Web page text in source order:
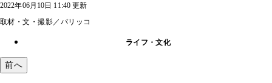
2022年06月10日 11:40 更新
取材・文・撮影／パリッコ
ライフ・文化
前へ